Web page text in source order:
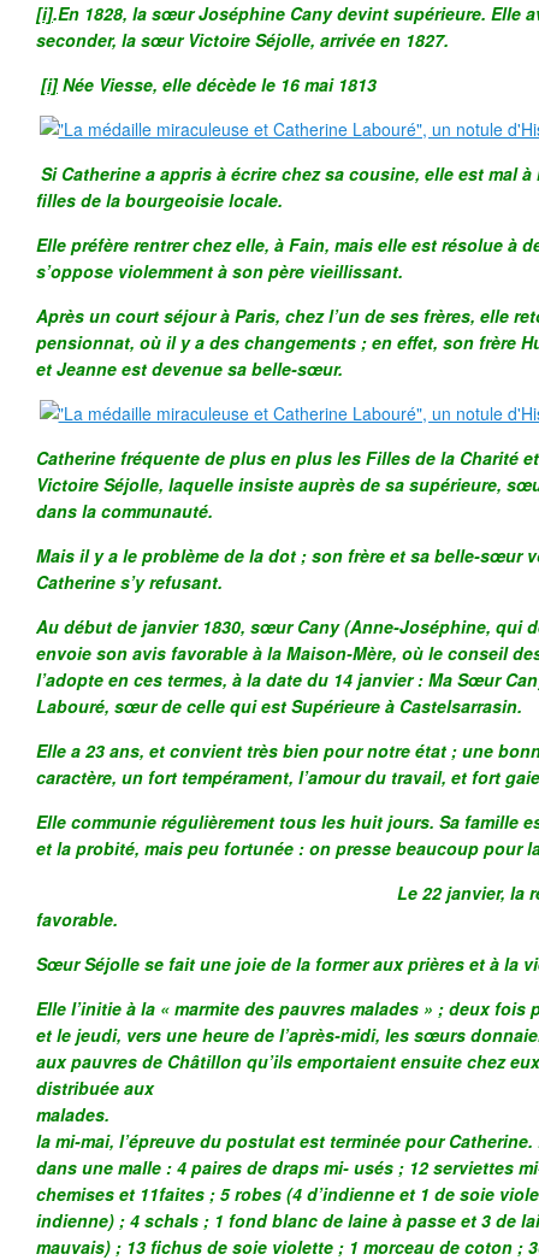
[i].En 1828, la sœur Joséphine Cany devint supérieure. Elle
seconder, la sœur Victoire Séjolle, arrivée en 1827.
[i]Née Viesse, elle décède le 16 mai 1813
Si Catherine a appris à écrire chez sa cousine, elle est mal
filles de la bourgeoisie locale.
Elle préfère rentrer chez elle, à Fain, mais elle est résolue à
s’oppose violemment à son père vieillissant.
Après un court séjour à Paris, chez l’un de ses frères, elle
pensionnat, où il y a des changements ; en effet, son frère
et Jeanne est devenue sa belle-sœur.
Catherine fréquente de plus en plus les Filles de la Charité
Victoire Séjolle, laquelle insiste auprès de sa supérieure,
dans la communauté.
Mais il y a le problème de la dot ; son frère et sa belle-sœur
Catherine s’y refusant.
Au début de janvier 1830, sœur Cany (Anne-Joséphine, qui
envoie son avis favorable à la Maison-Mère, où le conseil
l’adopte en ces termes, à la date du 14 janvier : Ma Sœur
Labouré, sœur de celle qui est Supérieure à Castelsarrasin.
Elle a 23 ans, et convient très bien pour notre état ; une
caractère, un fort tempérament, l’amour du travail, et fort
Elle communie régulièrement tous les huit jours. Sa famille
et la probité, mais peu fortunée : on presse beaucoup pour
Le 22 janvier, la réponse
favorable.
Sœur Séjolle se fait une joie de la former aux prières et à la
Elle l’initie à la « marmite des pauvres malades » ; deux fois
et le jeudi, vers une heure de l’après-midi, les sœurs
aux pauvres de Châtillon qu’ils emportaient ensuite chez
distribuée aux
la mi-mai, l’épreuve du postulat est terminée pour
dans une malle : 4 paires de draps mi- usés ; 12 serviettes
chemises et 11faites ; 5 robes (4 d’indienne et 1 de soie
indienne) ; 4 schals ; 1 fond blanc de laine à passe et 3 de
mauvais) ; 13 fichus de soie violette ; 1 morceau de coton ;